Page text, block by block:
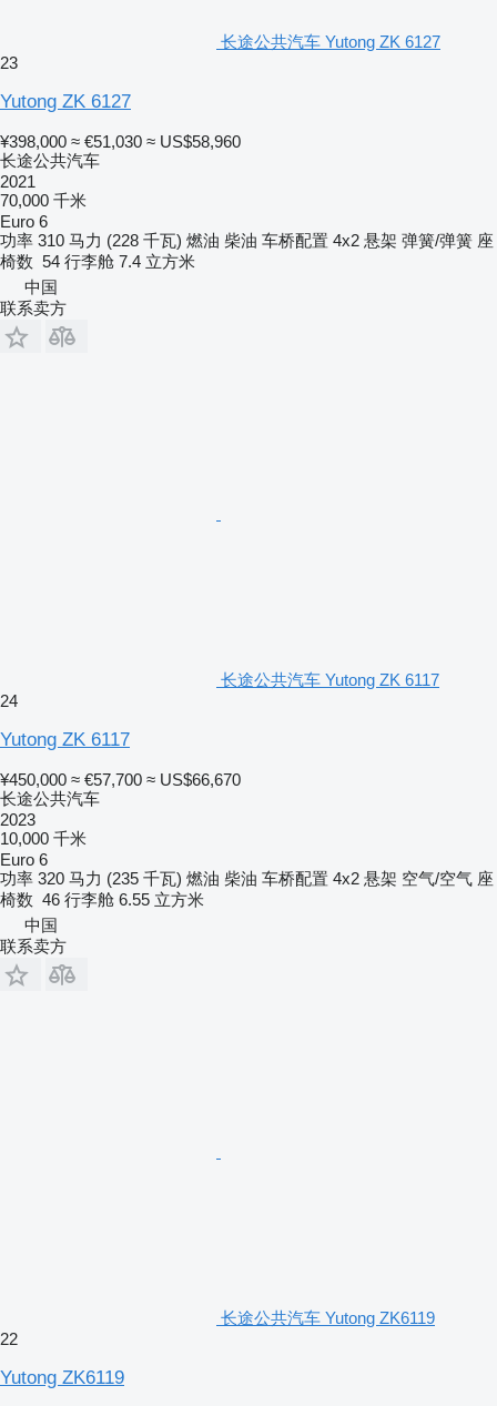
长途公共汽车 Yutong ZK 6127
23
Yutong ZK 6127
¥398,000 ≈ €51,030 ≈ US$58,960
长途公共汽车
2021
70,000 千米
Euro 6
功率 310 马力 (228 千瓦) 燃油 柴油 车桥配置 4x2 悬架 弹簧/弹簧 座
椅数 54 行李舱 7.4 立方米
中国
联系卖方
长途公共汽车 Yutong ZK 6117
24
Yutong ZK 6117
¥450,000 ≈ €57,700 ≈ US$66,670
长途公共汽车
2023
10,000 千米
Euro 6
功率 320 马力 (235 千瓦) 燃油 柴油 车桥配置 4x2 悬架 空气/空气 座
椅数 46 行李舱 6.55 立方米
中国
联系卖方
长途公共汽车 Yutong ZK6119
22
Yutong ZK6119